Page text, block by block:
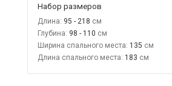
Набор размеров
Длина: 95 - 218
Глубина: 98 - 110
Ширина спального места: 135
Длина спального места: 183